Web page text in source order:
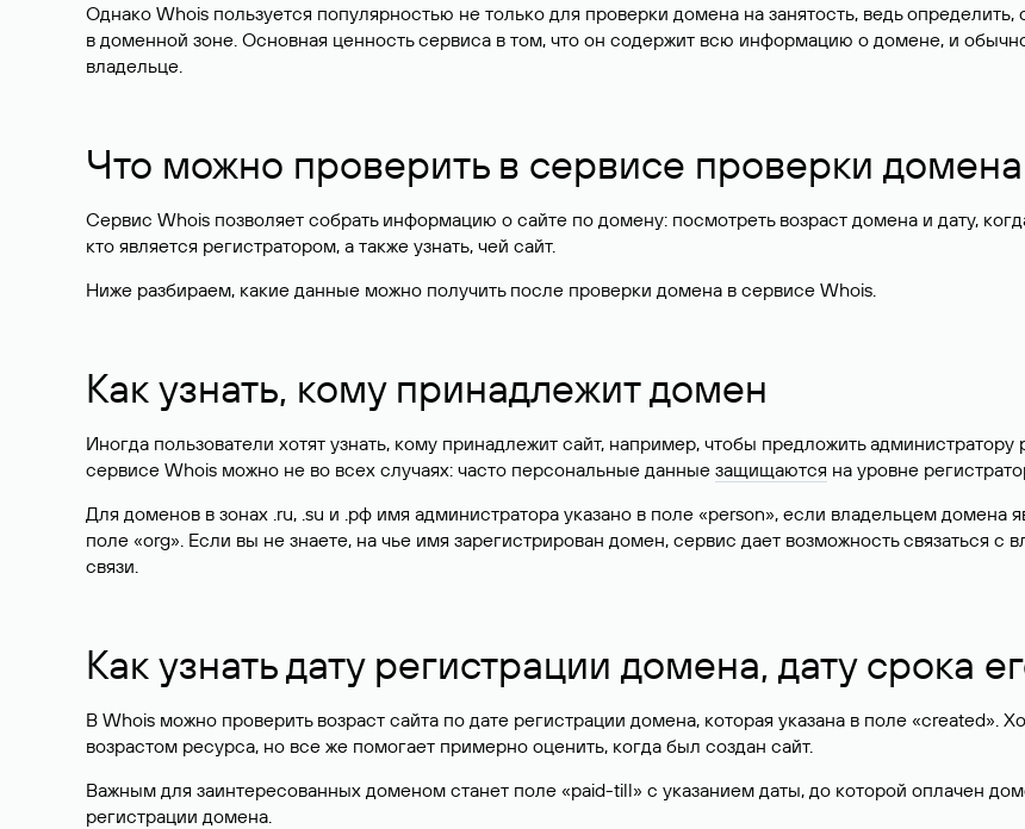
Однако Whois пользуется популярностью не только для проверки домена на занятость, ведь
в доменной зоне. Основная ценность сервиса в том, что он содержит всю информацию о домене, и
владельце.
Что можно проверить в сервисе проверки
Сервис Whois позволяет собрать информацию о сайте по домену: посмотреть возраст домена и дату,
кто является регистратором, а также узнать, чей сайт.
Ниже разбираем, какие данные можно получить после проверки домена в сервисе Whois.
Как узнать, кому принадлежит домен
Иногда пользователи хотят узнать, кому принадлежит сайт, например, чтобы предложить
сервисе Whois можно не во всех случаях: часто персональные данные защищаются на уровне
Для доменов в зонах .ru, .su и .рф имя администратора указано в поле «person», если владельцем домена
поле «org». Если вы не знаете, на чье имя зарегистрирован домен, сервис дает возможность связаться
связи.
Как узнать дату регистрации домена, дату срока
В Whois можно проверить возраст сайта по дате регистрации домена, которая указана в поле «created».
возрастом ресурса, но все же помогает примерно оценить, когда был создан сайт.
Важным для заинтересованных доменом станет поле «paid-till» с указанием даты, до которой оплачен
регистрации домена.